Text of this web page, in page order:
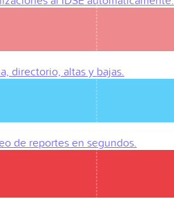
directorio, altas y bajas.
de reportes en segundos.